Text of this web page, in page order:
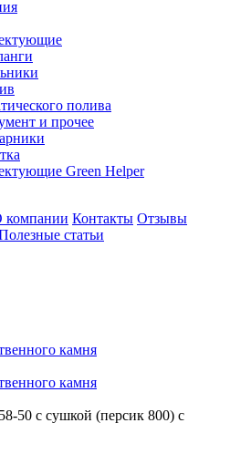
полива
и прочее
Green Helper
компании Контакты Отзывы
статьи
камня
камня
50 с сушкой (персик 800) с